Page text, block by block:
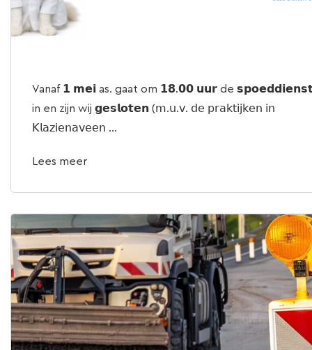
Vanaf 𝟭 𝗺𝗲𝗶 as. gaat om 𝟭𝟴.𝟬𝟬 𝘂𝘂𝗿 de
in en zijn wij 𝗴𝗲𝘀𝗹𝗼𝘁𝗲𝗻 (𝗆.𝗎.𝗏. 𝖽𝖾 𝗉𝗋𝖺𝗄𝗍𝗂𝗃𝗄𝖾𝗇 𝗂𝗇
𝖪𝗅𝖺𝗓𝗂𝖾𝗇𝖺𝗏𝖾𝖾𝗇 ...
Lees meer